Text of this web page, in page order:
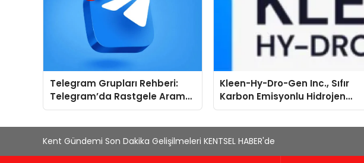
Telegram Grupları Rehberi:
Telegram’da Rastgele Arama
Yerine Kategori Bazlı Keşif
Kleen-Hy-Dro-Gen Inc., Sıfır
Karbon Emisyonlu Hidrojen
Isıtma Teknolojisinde ISO ve
Aldı
Kent Gündemi Son Dakika Gelişilmeleri KENTSEL HABER'de